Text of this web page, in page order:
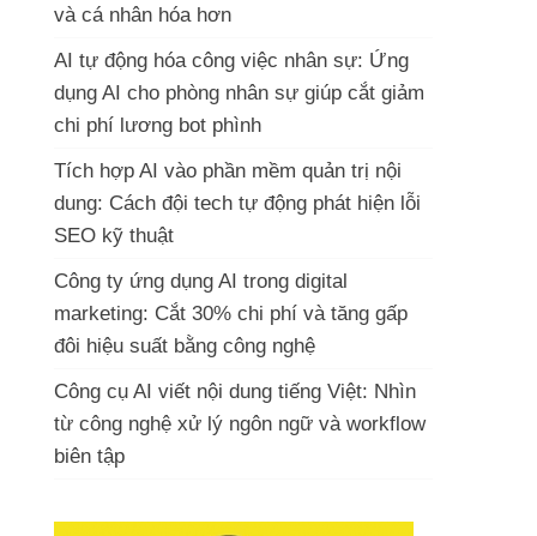
và cá nhân hóa hơn
AI tự động hóa công việc nhân sự: Ứng
dụng AI cho phòng nhân sự giúp cắt giảm
chi phí lương bot phình
Tích hợp AI vào phần mềm quản trị nội
dung: Cách đội tech tự động phát hiện lỗi
SEO kỹ thuật
Công ty ứng dụng AI trong digital
marketing: Cắt 30% chi phí và tăng gấp
đôi hiệu suất bằng công nghệ
Công cụ AI viết nội dung tiếng Việt: Nhìn
từ công nghệ xử lý ngôn ngữ và workflow
biên tập